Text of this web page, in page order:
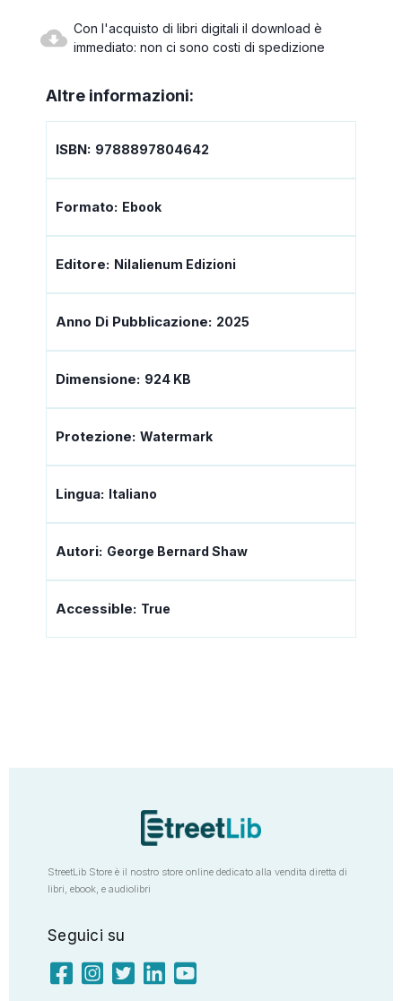
Con l'acquisto di libri digitali il download è
immediato: non ci sono costi di spedizione
Altre informazioni:
ISBN: 9788897804642
Formato: Ebook
Editore: Nilalienum Edizioni
Anno Di Pubblicazione: 2025
Dimensione: 924 KB
Protezione: Watermark
Lingua: Italiano
Autori: George Bernard Shaw
Accessible: True
StreetLib Store è il nostro store online dedicato alla vendita diretta di
libri, ebook, e audiolibri
Seguici su